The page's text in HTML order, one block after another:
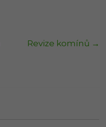
Revize komínů →